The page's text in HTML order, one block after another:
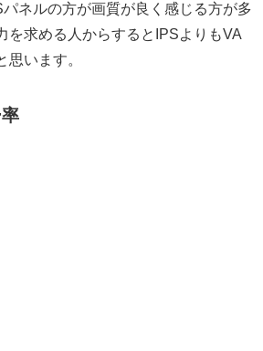
ネルの方が画質が良く感じる方が多
を求める人からするとIPSよりもVA
思います。